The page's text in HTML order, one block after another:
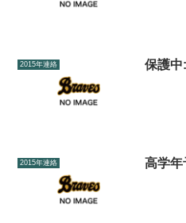
2015年連絡 保護中
2015年連絡 高学年